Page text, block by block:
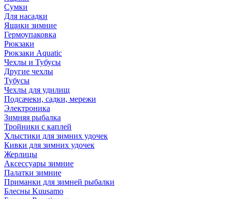
Сумки
Для насадки
Ящики зимние
Гермоупаковка
Рюкзаки
Рюкзаки Aquatic
Чехлы и Тубусы
Другие чехлы
Тубусы
Чехлы для удилищ
Подсачеки, садки, мережи
Электроника
Зимняя рыбалка
Тройники с каплей
Хлыстики для зимних удочек
Кивки для зимних удочек
Жерлицы
Аксессуары зимние
Палатки зимние
Приманки для зимней рыбалки
Блесны Kuusamo